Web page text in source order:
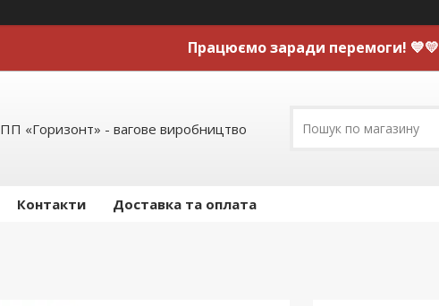
Працюємо заради перемоги! 💙💛
ПП «Горизонт» - вагове виробництво
Контакти Доставка та оплата